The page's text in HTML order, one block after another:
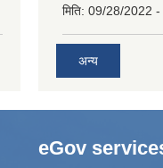
मिति: 09/28/2022 -
अन्य
eGov